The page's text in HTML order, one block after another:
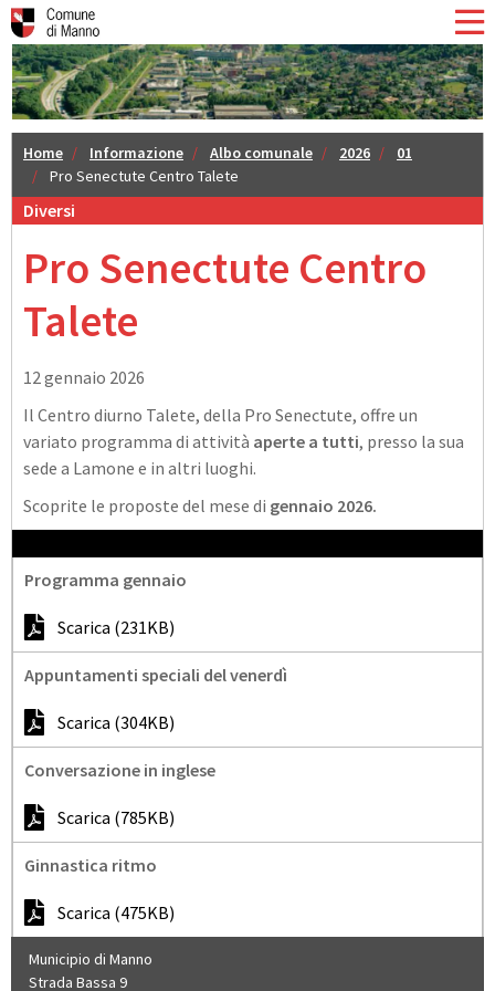
Home Informazione Albo comunale 2026
01
Pro Senectute Centro Talete
Diversi
Pro Senectute Centro
Talete
12 gennaio 2026
Il Centro diurno Talete, della Pro Senectute, offre un
variato programma di attività aperte a tutti, presso la sua
sede a Lamone e in altri luoghi.
Scoprite le proposte del mese di gennaio 2026.
Programma gennaio
Scarica (231KB)
Appuntamenti speciali del venerdì
Scarica (304KB)
Conversazione in inglese
Scarica (785KB)
Ginnastica ritmo
Scarica (475KB)
Municipio di Manno
Strada Bassa 9